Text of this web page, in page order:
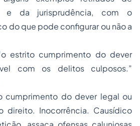
e da jurisprudência, com o
do que pode configurar ou não a
estrito cumprimento do dever
com os delitos culposos.”
cumprimento do dever legal ou
direito. Inocorrência. Causídico